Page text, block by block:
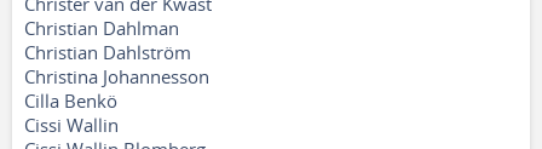
Christian Dahlman
Christian Dahlström
Christina Johannesson
Cilla Benkö
Cissi Wallin